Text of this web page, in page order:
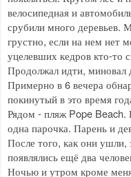
велосипедная и
срубили много деревьев.
грустно, если на нем нет
уцелевших кедров кто-то
Продолжал идти,
Примерно в 6 вечера
покинутый в это время
Рядом - пляж Pope Beach.
одна парочка. Парень и
После того, как они ушли,
появлялись ещё два
Ночью и утром кроме